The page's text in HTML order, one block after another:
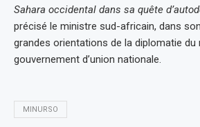
Sahara occidental dans sa quête
précisé le ministre sud-africain, dans
grandes orientations de la diplomatie du
gouvernement d’union nationale.
MINURSO